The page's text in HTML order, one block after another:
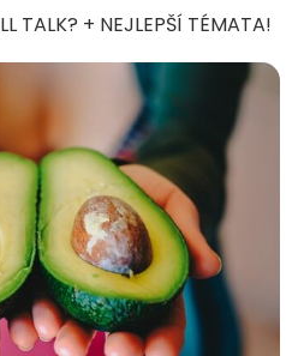
TALK? + NEJLEPŠÍ TÉMATA!